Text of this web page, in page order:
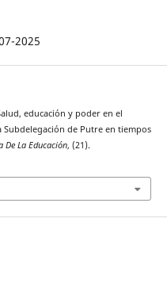
2025
educación y poder en el
de Putre en tiempos
De La Educación, (21).